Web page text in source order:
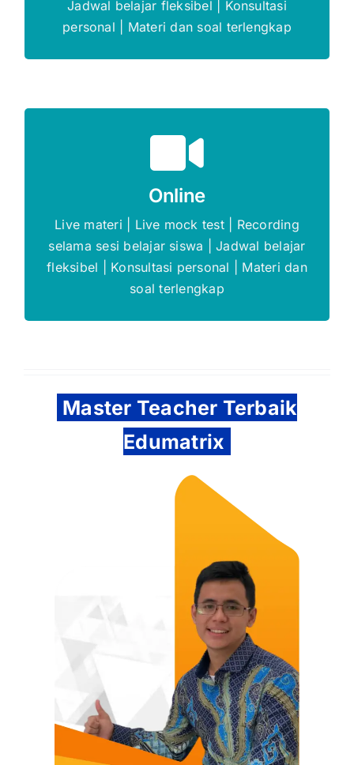
Jadwal belajar fleksibel | Konsultasi
personal | Materi dan soal terlengkap
Online
Live materi | Live mock test | Recording
selama sesi belajar siswa | Jadwal belajar
fleksibel | Konsultasi personal | Materi dan
soal terlengkap
Promo s.d 5%
Gratis Biaya Pendaftaran
DAFTAR SEKARANG
Master Teacher Terbaik
Edumatrix